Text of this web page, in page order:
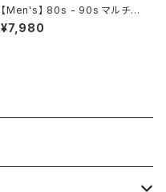
【Men's】 80s - 90s マルチカ
ラー ストライプ 開襟 シャツ / 8
0年代 90年代 半袖 メンズ カラ
¥7,980